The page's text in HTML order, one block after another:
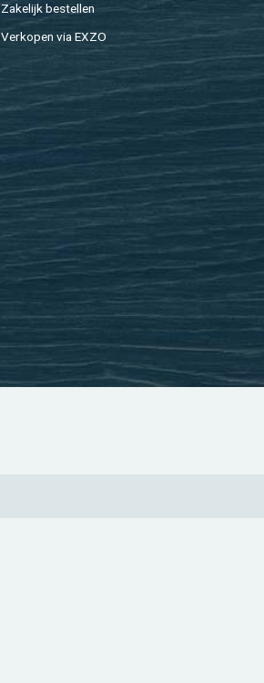
Za­ke­lijk be­stel­len
Ver­ko­pen via EXZO